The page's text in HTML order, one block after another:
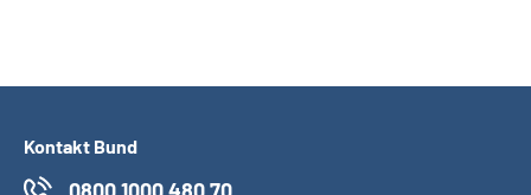
Kontakt Bund